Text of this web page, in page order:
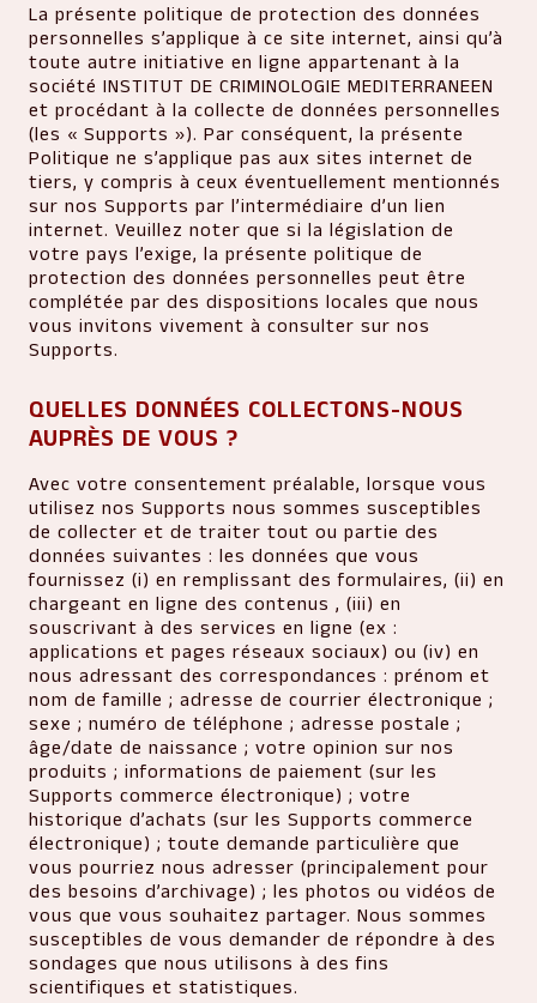
La présente politique de protection des données
personnelles s’applique à ce site internet, ainsi qu’à
toute autre initiative en ligne appartenant à la
société INSTITUT DE CRIMINOLOGIE MEDITERRANEEN
et procédant à la collecte de données personnelles
(les « Supports »). Par conséquent, la présente
Politique ne s’applique pas aux sites internet de
tiers, y compris à ceux éventuellement mentionnés
sur nos Supports par l’intermédiaire d’un lien
internet. Veuillez noter que si la législation de
votre pays l’exige, la présente politique de
protection des données personnelles peut être
complétée par des dispositions locales que nous
vous invitons vivement à consulter sur nos
Supports.
QUELLES DONNÉES COLLECTONS-NOUS
AUPRÈS DE VOUS ?
Avec votre consentement préalable, lorsque vous
utilisez nos Supports nous sommes susceptibles
de collecter et de traiter tout ou partie des
données suivantes : les données que vous
fournissez (i) en remplissant des formulaires, (ii) en
chargeant en ligne des contenus , (iii) en
souscrivant à des services en ligne (ex :
applications et pages réseaux sociaux) ou (iv) en
nous adressant des correspondances : prénom et
nom de famille ; adresse de courrier électronique ;
sexe ; numéro de téléphone ; adresse postale ;
âge/date de naissance ; votre opinion sur nos
produits ; informations de paiement (sur les
Supports commerce électronique) ; votre
historique d’achats (sur les Supports commerce
électronique) ; toute demande particulière que
vous pourriez nous adresser (principalement pour
des besoins d’archivage) ; les photos ou vidéos de
vous que vous souhaitez partager. Nous sommes
susceptibles de vous demander de répondre à des
sondages que nous utilisons à des fins
scientifiques et statistiques.